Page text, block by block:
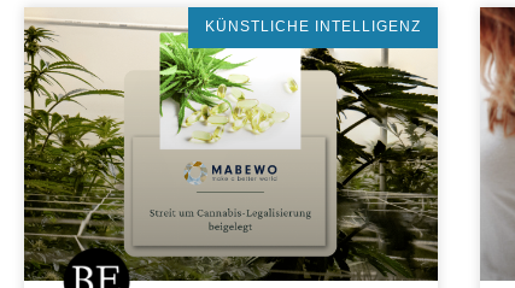
KÜNSTLICHE INTELLIGENZ